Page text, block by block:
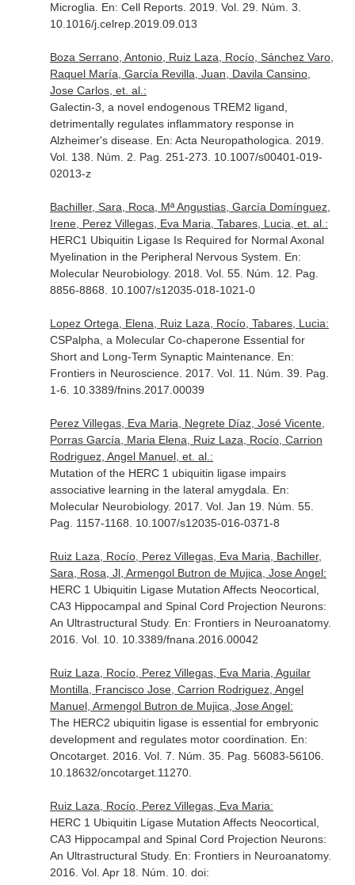
Microglia. En: Cell Reports. 2019. Vol. 29. Núm. 3.
10.1016/j.celrep.2019.09.013
Boza Serrano, Antonio, Ruiz Laza, Rocío, Sánchez Varo,
Raquel María, García Revilla, Juan, Davila Cansino,
Jose Carlos, et. al.:
Galectin-3, a novel endogenous TREM2 ligand,
detrimentally regulates inflammatory response in
Alzheimer's disease. En: Acta Neuropathologica . 2019.
Vol. 138. Núm. 2. Pag. 251-273. 10.1007/s00401-019-
02013-z
Bachiller, Sara, Roca, Mª Angustias, García Domínguez,
Irene, Perez Villegas, Eva Maria, Tabares, Lucia, et. al.:
HERC1 Ubiquitin Ligase Is Required for Normal Axonal
Myelination in the Peripheral Nervous System. En:
Molecular Neurobiology. 2018. Vol. 55. Núm. 12. Pag.
8856-8868. 10.1007/s12035-018-1021-0
Lopez Ortega, Elena, Ruiz Laza, Rocío, Tabares, Lucia:
CSPalpha, a Molecular Co-chaperone Essential for
Short and Long-Term Synaptic Maintenance. En:
Frontiers in Neuroscience. 2017. Vol. 11. Núm. 39. Pag.
1-6. 10.3389/fnins.2017.00039
Perez Villegas, Eva Maria, Negrete Díaz, José Vicente,
Porras García, Maria Elena, Ruiz Laza, Rocío, Carrion
Rodriguez, Angel Manuel, et. al.:
Mutation of the HERC 1 ubiquitin ligase impairs
associative learning in the lateral amygdala. En:
Molecular Neurobiology. 2017. Vol. Jan 19. Núm. 55.
Pag. 1157-1168. 10.1007/s12035-016-0371-8
Ruiz Laza, Rocío, Perez Villegas, Eva Maria, Bachiller,
Sara, Rosa, Jl, Armengol Butron de Mujica, Jose Angel:
HERC 1 Ubiquitin Ligase Mutation Affects Neocortical,
CA3 Hippocampal and Spinal Cord Projection Neurons:
An Ultrastructural Study. En: Frontiers in Neuroanatomy.
2016. Vol. 10. 10.3389/fnana.2016.00042
Ruiz Laza, Rocío, Perez Villegas, Eva Maria, Aguilar
Montilla, Francisco Jose, Carrion Rodriguez, Angel
Manuel, Armengol Butron de Mujica, Jose Angel:
The HERC2 ubiquitin ligase is essential for embryonic
development and regulates motor coordination. En:
Oncotarget. 2016. Vol. 7. Núm. 35. Pag. 56083-56106.
10.18632/oncotarget.11270.
Ruiz Laza, Rocío, Perez Villegas, Eva Maria:
HERC 1 Ubiquitin Ligase Mutation Affects Neocortical,
CA3 Hippocampal and Spinal Cord Projection Neurons:
An Ultrastructural Study. En: Frontiers in Neuroanatomy.
2016. Vol. Apr 18. Núm. 10. doi: